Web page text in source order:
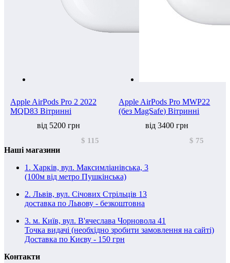
Apple AirPods Pro 2 2022
MQD83 Вітринні
від 5200 грн
$ 115
Apple AirPods Pro MWP22
(без MagSafe) Вітринні
від 3400 грн
$ 75
Наші магазини
1. Харків, вул. Максимліанівська, 3
(100м від метро Пушкінська)
2. Львів, вул. Січових Стрільців 13
доставка по Львову - безкоштовна
3. м. Київ, вул. В'ячеслава Чорновола 41
Точка видачі (необхідно зробити замовлення на сайті)
Доставка по Києву - 150 грн
Контакти